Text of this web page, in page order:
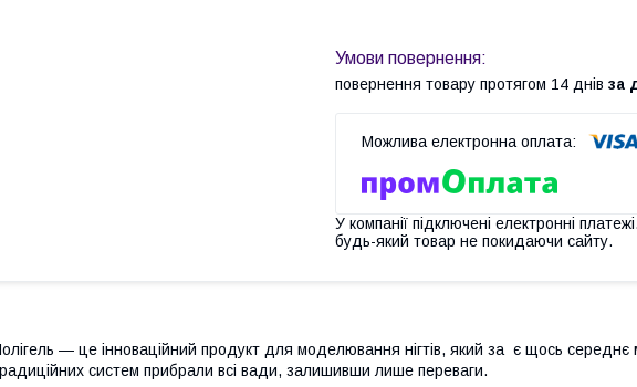
повернення товару протягом 14 днів за
У компанії підключені електронні
будь-який товар не покидаючи сайту.
— це інноваційний продукт для моделювання нігтів, який за є щось середнє
систем прибрали всі вади, залишивши лише переваги.